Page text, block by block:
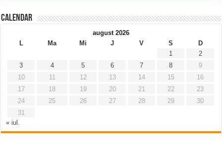
Calendar
august 2026
L
Ma Mi J V S
D
1
2
3
4 5 6 7 8
9
10
11 12 13 14 15
16
17
18 19 20 21 22
23
24
25 26 27 28 29
30
31
« iul.